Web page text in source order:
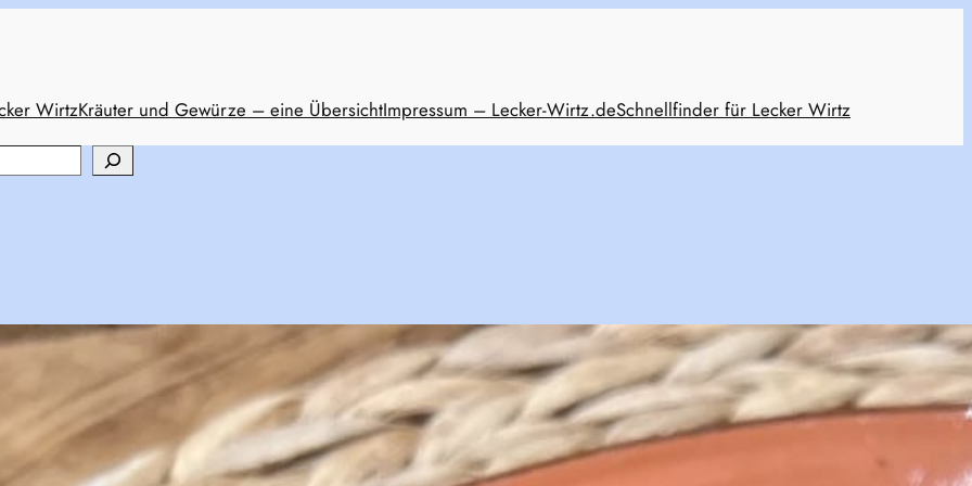
WirtzKräuter und Gewürze – eine ÜbersichtImpressum – Lecker-Wirtz.deSchnellfinder für Lecker Wirtz